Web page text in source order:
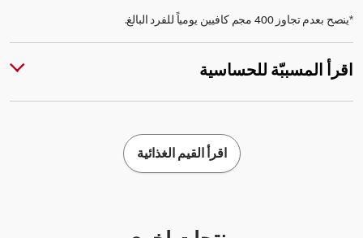
*ينصح بعدم تجاوز 400 مجم كافيين يومياً للفرد البالغ.
اقرأ المسببّة للحساسية
اقرأ القيم الغذائية